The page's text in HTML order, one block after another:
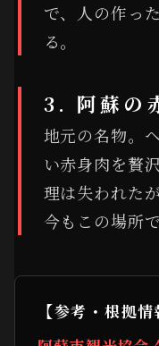
で、人の作っ
る。
3. 阿蘇の
地元の名物。
い赤身肉を贅
理は失われた
今もこの場所
【参考・根拠情